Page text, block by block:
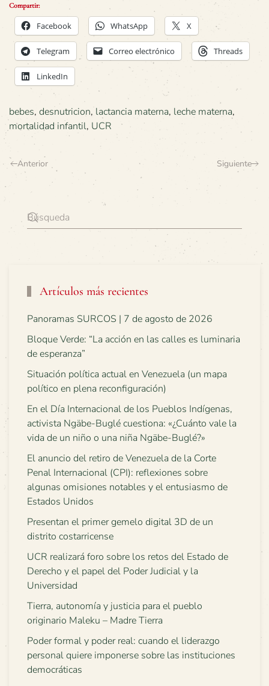
Compartir:
Facebook WhatsApp X
Telegram Correo electrónico Threads
LinkedIn
bebes, desnutricion, lactancia materna, leche materna,
mortalidad infantil, UCR
Anterior Siguiente
Artículos más recientes
Panoramas SURCOS | 7 de agosto de 2026
Bloque Verde: “La acción en las calles es luminaria
de esperanza”
Situación política actual en Venezuela (un mapa
político en plena reconfiguración)
En el Día Internacional de los Pueblos Indígenas,
activista Ngäbe-Buglé cuestiona: «¿Cuánto vale la
vida de un niño o una niña Ngäbe-Buglé?»
El anuncio del retiro de Venezuela de la Corte
Penal Internacional (CPI): reflexiones sobre
algunas omisiones notables y el entusiasmo de
Estados Unidos
Presentan el primer gemelo digital 3D de un
distrito costarricense
UCR realizará foro sobre los retos del Estado de
Derecho y el papel del Poder Judicial y la
Universidad
Tierra, autonomía y justicia para el pueblo
originario Maleku – Madre Tierra
Poder formal y poder real: cuando el liderazgo
personal quiere imponerse sobre las instituciones
democráticas